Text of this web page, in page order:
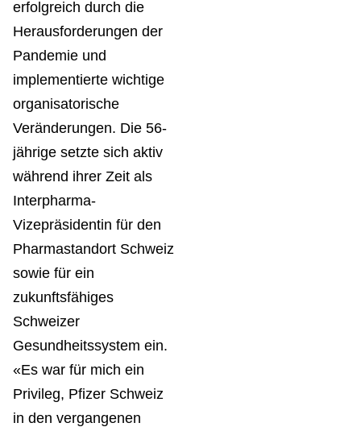
erfolgreich durch die
Herausforderungen der
Pandemie und
implementierte wichtige
organisatorische
Veränderungen. Die 56-
jährige setzte sich aktiv
während ihrer Zeit als
Interpharma-
Vizepräsidentin für den
Pharmastandort Schweiz
sowie für ein
zukunftsfähiges
Schweizer
Gesundheitssystem ein.
«Es war für mich ein
Privileg, Pfizer Schweiz
in den vergangenen